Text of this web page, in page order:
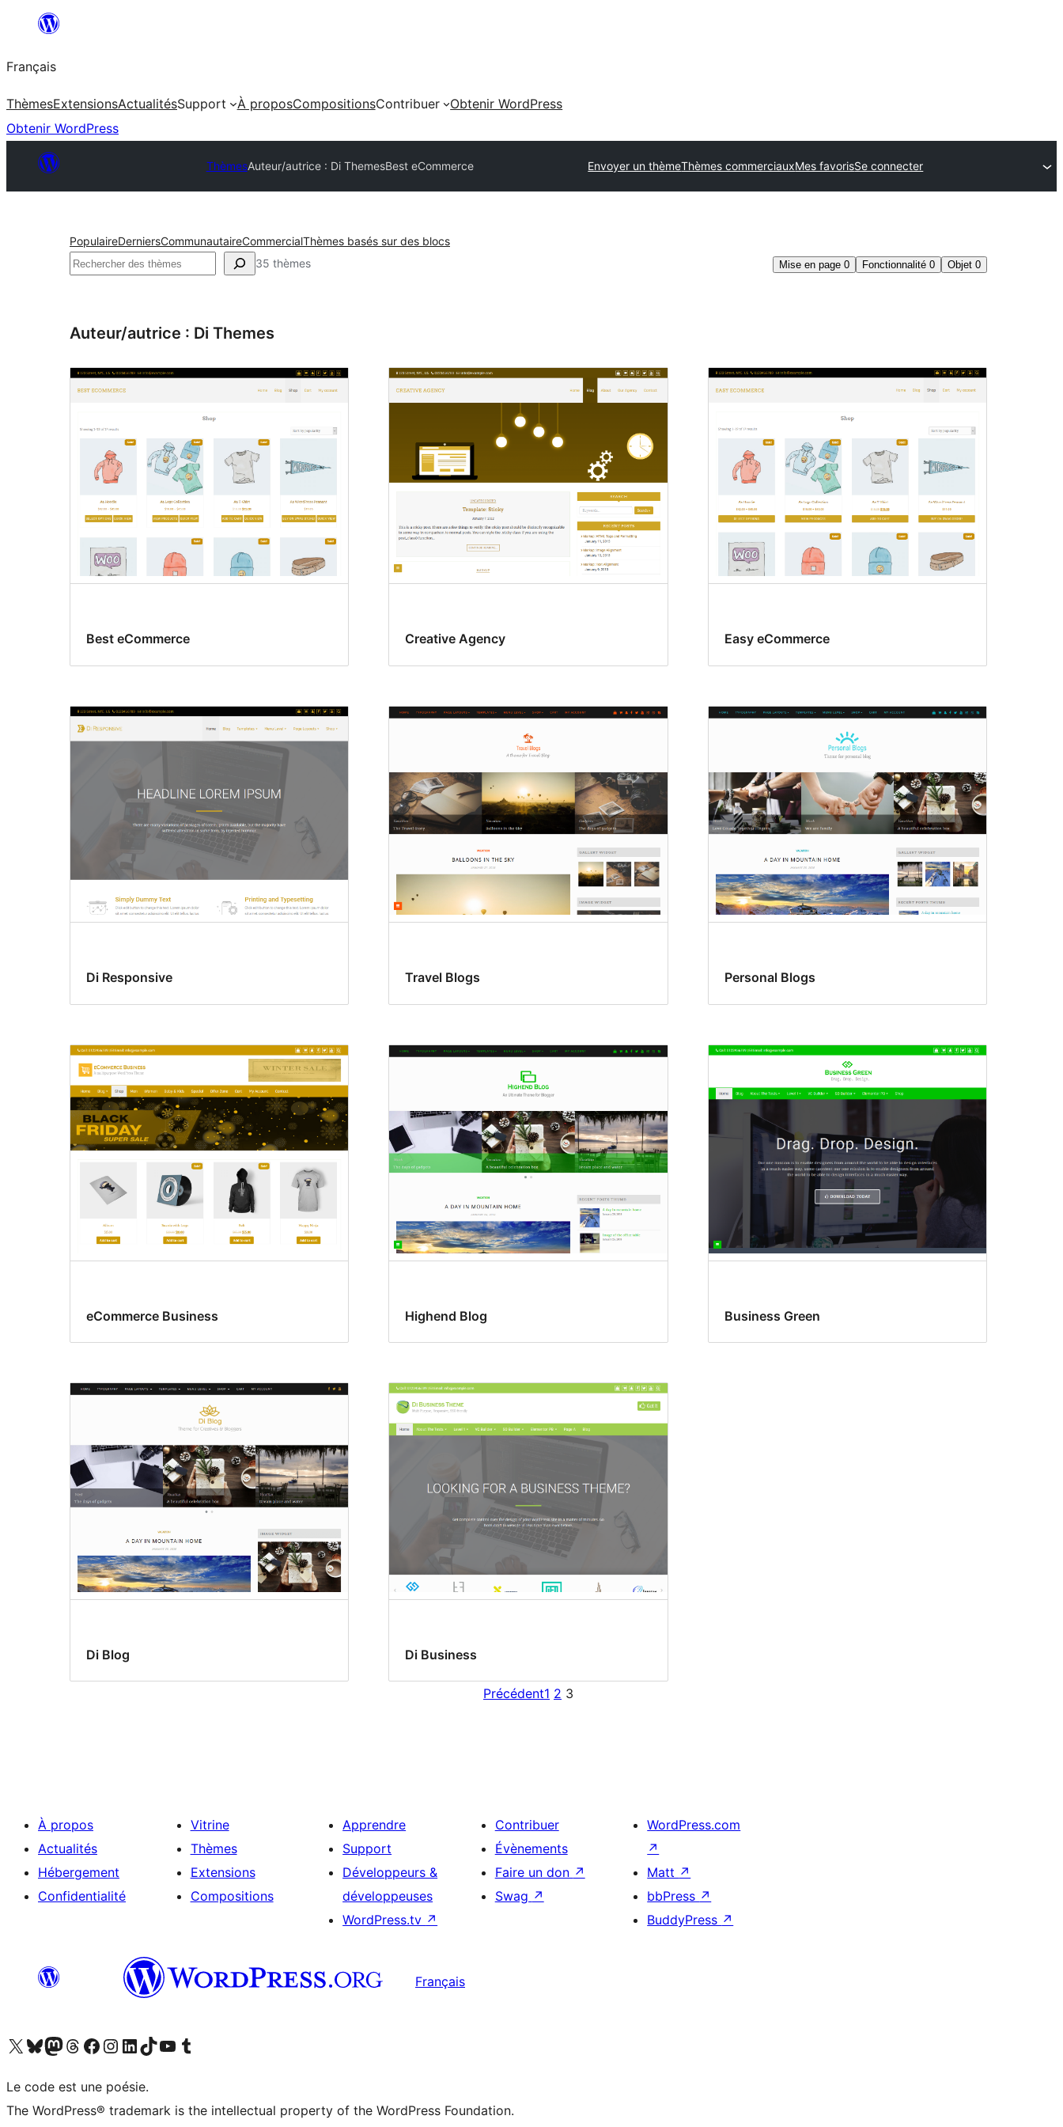
contenu
Français
ThèmesExtensionsActualitésSupport À proposCompositionsContribuer
Obtenir WordPress
Obtenir WordPress
ThèmesAuteur/autrice : Di ThemesBest eCommerce Envoyer un thèmeThèmes commerciauxMes favorisSe connecter
PopulaireDerniersCommunautaireCommercialThèmes basés sur des blocs
Rechercher 35 thèmes Mise en page 0 Fonctionnalité 0 Objet 0
Auteur/autrice : Di Themes
Best eCommerce Creative Agency Easy eCommerce
Di Responsive Travel Blogs Personal Blogs
eCommerce Business Highend Blog Business Green
Di Blog Di Business
Précédent1 2 3
À propos
Actualités
Hébergement
Confidentialité
Vitrine
Thèmes
Extensions
Compositions
Apprendre
Support
Développeurs &
développeuses
WordPress.tv ↗
Contribuer
Évènements
Faire un don ↗
Swag ↗
WordPress.com
↗
Matt ↗
bbPress ↗
BuddyPress ↗
Français
Visitez notre compte X (précédemment Twitter)
Visiter notre compte Bluesky
Visiter notre compte Mastodon
Visiter notre compte Threads
Consulter notre compte Facebook
Consulter notre compte Instagram
Consulter notre compte LinkedIn
Visiter notre compte TokTok
Visiter notre chaîne YouTube
Visiter notre compte Tumblr
Le code est une poésie.
The WordPress® trademark is the intellectual property of the WordPress Foundation.